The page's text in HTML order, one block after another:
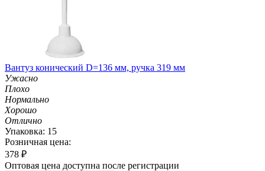
Вантуз конический D=136 мм, ручка 319 мм
Ужасно
Плохо
Нормально
Хорошо
Отлично
Упаковка: 15
Розничная цена:
378 ₽
Оптовая цена доступна после регистрации